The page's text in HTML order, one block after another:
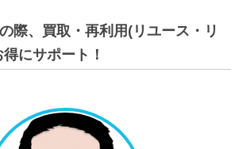
際、買取・再利用(リユース・リ
にサポート！